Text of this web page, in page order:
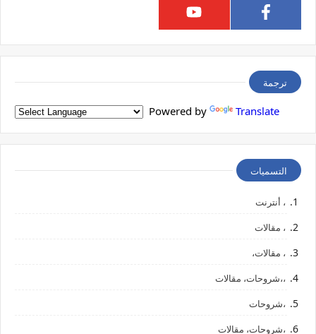
ترجمة
Powered by Translate
التسميات
، أنترنت
، مقالات
، مقالات،
،،شروحات، مقالات
،شروحات
،شروحات، مقالات